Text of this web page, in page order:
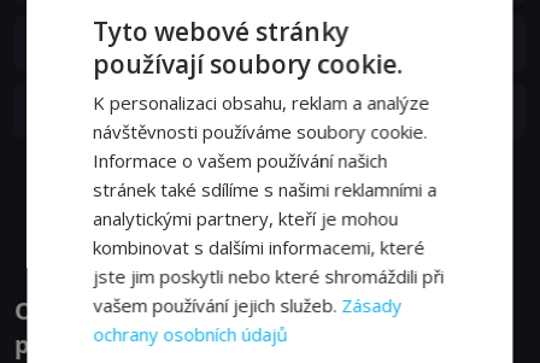
5. epizoda: Prsten pro mistry
4. epizoda:Synové hrdých mám
Zobrazit další epizody
Obsazení filmu nebo pořadu Základní
pětka - Herci a tvůrci
Tyto webové stránky
používají soubory cookie.
K personalizaci obsahu, reklam a analýze
návštěvnosti používáme soubory cookie.
Informace o vašem používání našich
stránek také sdílíme s našimi reklamními a
analytickými partnery, kteří je mohou
kombinovat s dalšími informacemi, které
jste jim poskytli nebo které shromáždili při
vašem používání jejich služeb. Zásady
ochrany osobních údajů